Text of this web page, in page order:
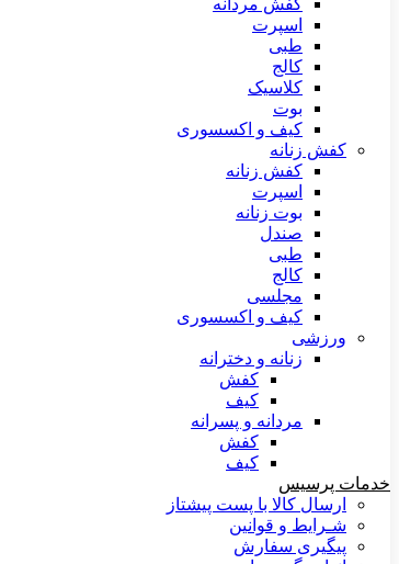
کفش مردانه
اسپرت
طبی
کالج
کلاسیک
بوت
کیف و اکسسوری
کفش زنانه
کفش زنانه
اسپرت
بوت زنانه
صندل
طبی
کالج
مجلسی
کیف و اکسسوری
ورزشی
زنانه و دخترانه
کفش
کیف
مردانه و پسرانه
کفش
کیف
خدمات پرسیس
ارسال کالا با پست پیشتاز
شـرایط و قوانین
پیگیری سفارش